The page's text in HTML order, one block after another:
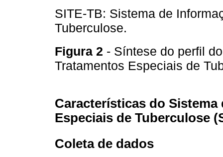
SITE-TB: Sistema de
Tuberculose.
Figura 2 - Síntese do perfil
Tratamentos Especiais de
Características do
Especiais de Tuberculose
Coleta de dados